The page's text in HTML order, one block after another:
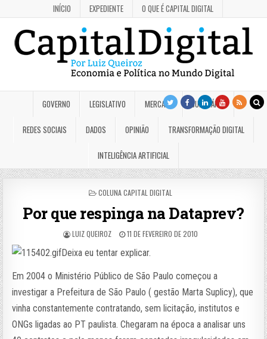
INÍCIO EXPEDIENTE O QUE É CAPITAL DIGITAL
GOVERNO LEGISLATIVO MERCADO JUDICIÁRIO
REDES SOCIAIS DADOS OPINIÃO TRANSFORMAÇÃO DIGITAL
INTELIGÊNCIA ARTIFICIAL
POSTED
COLUNA CAPITAL DIGITAL
Por que respinga na Dataprev?
LUIZ QUEIROZ 11 DE FEVEREIRO DE 2010
Deixa eu tentar explicar.
Em 2004 o Ministério Público de São Paulo começou a
investigar a Prefeitura de São Paulo ( gestão Marta Suplicy), que
vinha constantemente contratando, sem licitação, institutos e
ONGs ligadas ao PT paulista. Chegaram na época a analisar uns